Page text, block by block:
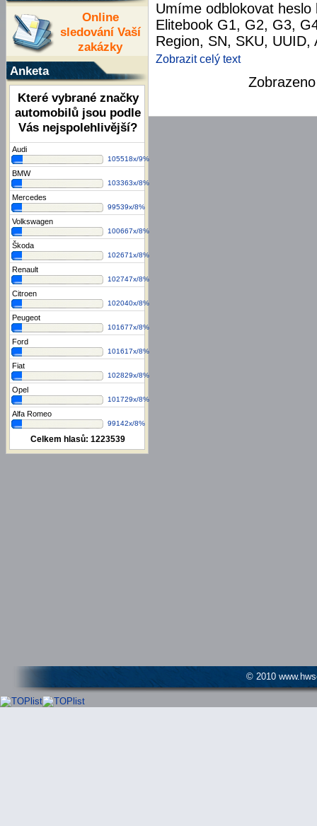
Online
sledování Vaší
zakázky
Anketa
Které vybrané značky
automobilů jsou podle
Vás nejspolehlivější?
Audi
105518x/9%
BMW
103363x/8%
Mercedes
99539x/8%
Volkswagen
100667x/8%
Škoda
102671x/8%
Renault
102747x/8%
Citroen
102040x/8%
Peugeot
101677x/8%
Ford
101617x/8%
Fiat
102829x/8%
Opel
101729x/8%
Alfa Romeo
99142x/8%
Celkem hlasů: 1223539
Umíme odblokovat
Elitebook G1, G2, G3,
Region, SN, SKU, UUID,
Zobrazit celý text
© 2010